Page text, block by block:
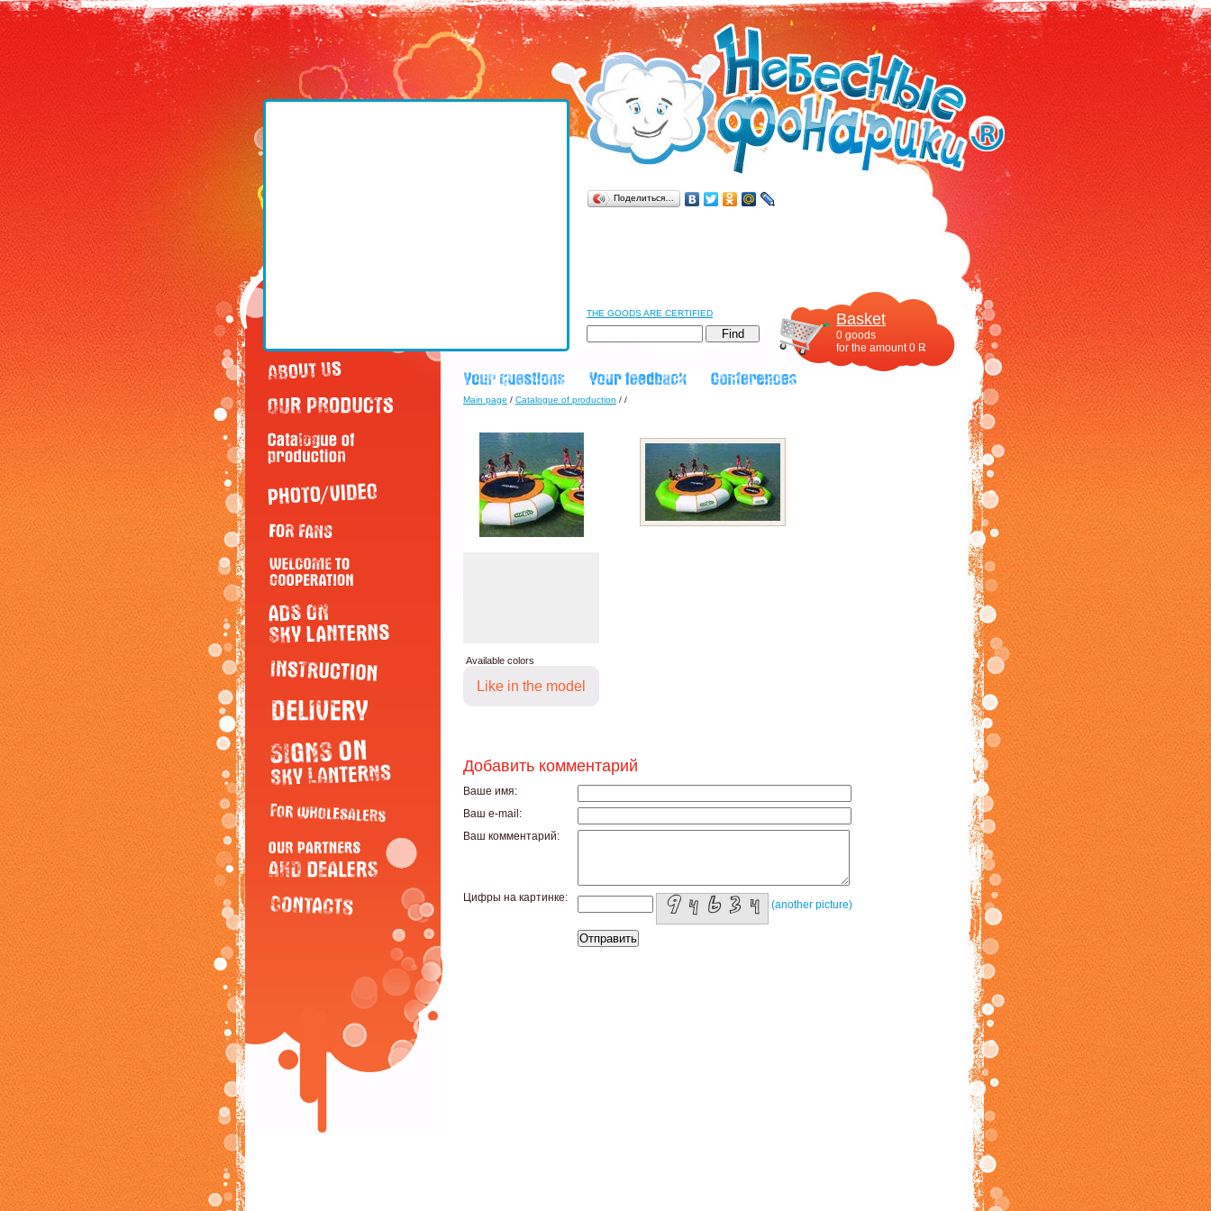
Поделиться…
THE GOODS ARE CERTIFIED Basket
0 goods
for the amount0 R
UR
Main page / Catalogue of production / /
Available colors
Like in the model
Добавить комментарий
Ваше имя:
Ваш e-mail:
Ваш комментарий:
Цифры на картинке:
(another picture)